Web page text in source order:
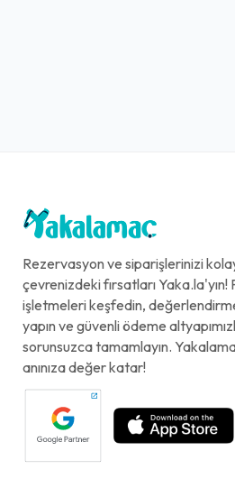
+ Limon ile
+
Etsiz Çiğ
Nar ekşisi, acı
Rezervasyon ve siparişlerinizi
çevrenizdeki fırsatları
işletmeleri keşfedin,
yapın ve güvenli ödeme
sorunsuzca tamamlayın.
anınıza değer katar!